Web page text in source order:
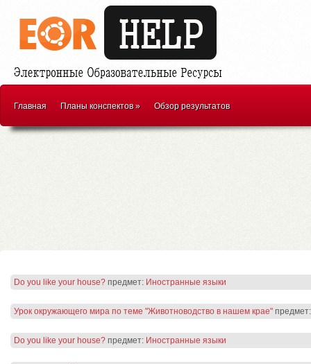
Главная Планы конспектов» Обзор результатов
Do you like your house? предмет: Иностранные языки
Урок окружающего мира по теме "Животноводство в нашем крае"
Do you like your house? предмет: Иностранные языки